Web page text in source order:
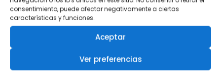
consentimiento, puede afectar negativamente a ciertas
características y funciones.
Aceptar
Ver preferencias